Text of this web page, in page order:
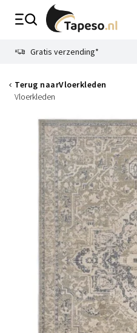
Gratis verzending*
Terug naarVloerkleden
Vloerkleden